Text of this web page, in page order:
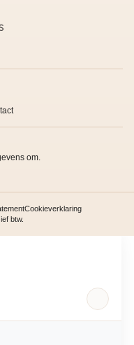
om.
Cookieverklaring
btw.